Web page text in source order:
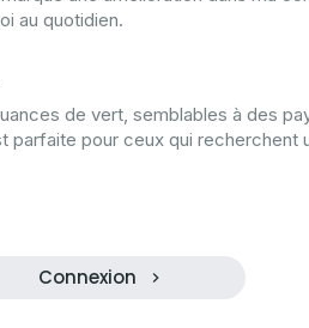
au quotidien.
de vert, semblables à des
parfaite pour ceux qui recherchent
Connexion